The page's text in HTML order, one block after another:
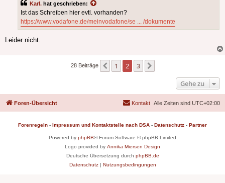
Karl. hat geschrieben:
Ist das Schreiben hier evtl. vorhanden?
https://www.vodafone.de/meinvodafone/se ... /dokumente
Leider nicht.
28 Beiträge Vorherige
1 2 3
Gehe zu
Foren-Übersicht Alle Zeiten sind UTC+02:00
Kontakt
Forenregeln - Impressum und Kontaktstelle nach DSA - Datenschutz - Partner
Powered by phpBB® Forum Software © phpBB Limited
Logo provided by Annika Miersen Design
Deutsche Übersetzung durch phpBB.de
Datenschutz| Nutzungsbedingungen